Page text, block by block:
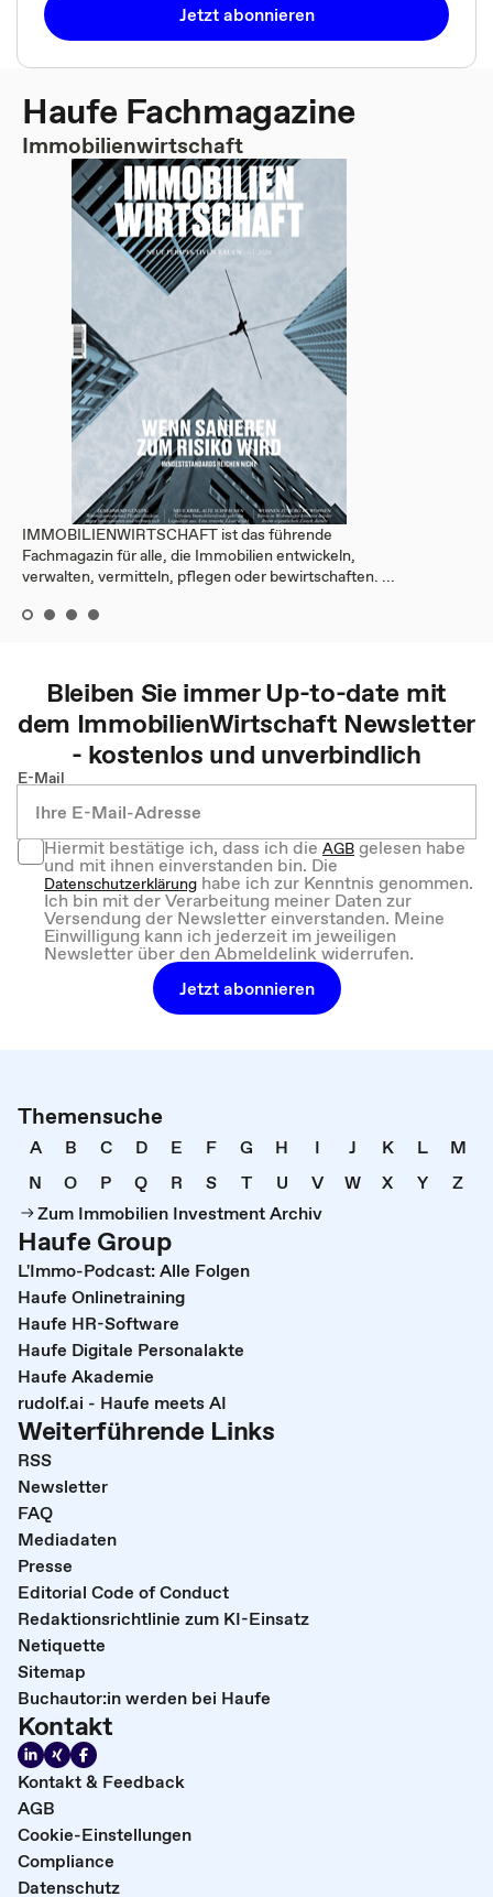
Jetzt abonnieren
Haufe Fachmagazine
Immobilienwirtschaft
IMMOBILIENWIRTSCHAFT ist das führende
Fachmagazin für alle, die Immobilien entwickeln,
verwalten, vermitteln, pflegen oder bewirtschaften. ...
Bleiben Sie immer Up-to-date mit
dem ImmobilienWirtschaft Newsletter
- kostenlos und unverbindlich
E-Mail
Hiermit bestätige ich, dass ich dieAGBgelesen habe
und mit ihnen einverstanden bin. Die
Datenschutzerklärung habe ich zur Kenntnis genommen.
Ich bin mit der Verarbeitung meiner Daten zur
Versendung der Newsletter einverstanden. Meine
Einwilligung kann ich jederzeit im jeweiligen
Newsletter über den Abmeldelink widerrufen.
Jetzt abonnieren
Themensuche
A B C D E F G H I J K L
M
N
O P Q R S T U V W X Y
Z
Zum Immobilien Investment Archiv
Haufe Group
L'Immo-Podcast: Alle Folgen
Haufe Onlinetraining
Haufe HR-Software
Haufe Digitale Personalakte
Haufe Akademie
rudolf.ai - Haufe meets AI
Weiterführende Links
RSS
Newsletter
FAQ
Mediadaten
Presse
Editorial Code of Conduct
Redaktionsrichtlinie zum KI-Einsatz
Netiquette
Sitemap
Buchautor:in werden bei Haufe
Kontakt
Kontakt & Feedback
AGB
Cookie-Einstellungen
Compliance
Datenschutz